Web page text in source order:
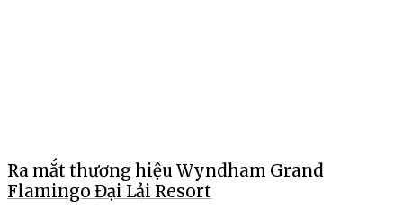
Ra mắt thương hiệu Wyndham Grand
Flamingo Đại Lải Resort